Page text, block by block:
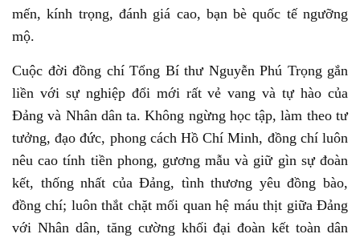
mến, kính trọng, đánh giá cao, bạn bè quốc tế ngưỡng
mộ.
Cuộc đời đồng chí Tổng Bí thư Nguyễn Phú Trọng gắn
liền với sự nghiệp đổi mới rất vẻ vang và tự hào của
Đảng và Nhân dân ta. Không ngừng học tập, làm theo tư
tưởng, đạo đức, phong cách Hồ Chí Minh, đồng chí luôn
nêu cao tính tiền phong, gương mẫu và giữ gìn sự đoàn
kết, thống nhất của Đảng, tình thương yêu đồng bào,
đồng chí; luôn thắt chặt mối quan hệ máu thịt giữa Đảng
với Nhân dân, tăng cường khối đại đoàn kết toàn dân